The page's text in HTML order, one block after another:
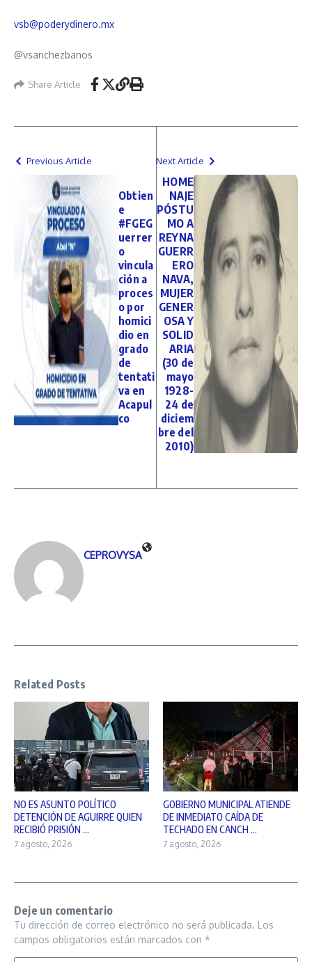
vsb@poderydinero.mx
@vsanchezbanos
Share Article
Previous Article
Obtien
e
#FGEG
uerrer
o
vincula
ción a
proces
o por
homici
dio en
grado
de
tentati
va en
Acapul
co
Next Article
HOME
NAJE
PÓSTU
MO A
REYNA
GUERR
ERO
NAVA,
MUJER
GENER
OSA Y
SOLID
ARIA
(30 de
mayo
1928-
24 de
diciem
bre del
2010)
CEPROVYSA
Related Posts
NO ES ASUNTO POLÍTICO
DETENCIÓN DE AGUIRRE QUIEN
RECIBIÓ PRISIÓN ...
7 agosto, 2026
GOBIERNO MUNICIPAL ATIENDE
DE INMEDIATO CAÍDA DE
TECHADO EN CANCH ...
7 agosto, 2026
Deje un comentario
Tu dirección de correo electrónico no será publicada. Los
campos obligatorios están marcados con *